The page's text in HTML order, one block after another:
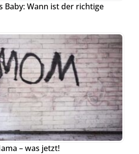
Baby: Wann ist der richtige
– was jetzt!